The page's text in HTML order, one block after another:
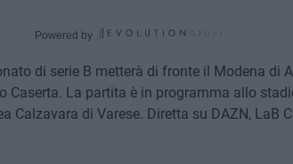
Powered by
di serie B metterà di fronte il Modena di
Caserta. La partita è in programma allo
Calzavara di Varese. Diretta su DAZN, LaB